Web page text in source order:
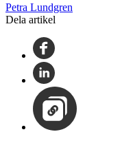
Petra Lundgren
Dela artikel